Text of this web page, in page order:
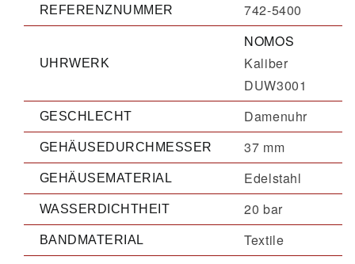
REFERENZNUMMER 742-5400
UHRWERK
NOMOS
Kaliber
DUW3001
GESCHLECHT Damenuhr
GEHÄUSEDURCHMESSER 37 mm
GEHÄUSEMATERIAL Edelstahl
WASSERDICHTHEIT 20 bar
BANDMATERIAL Textile